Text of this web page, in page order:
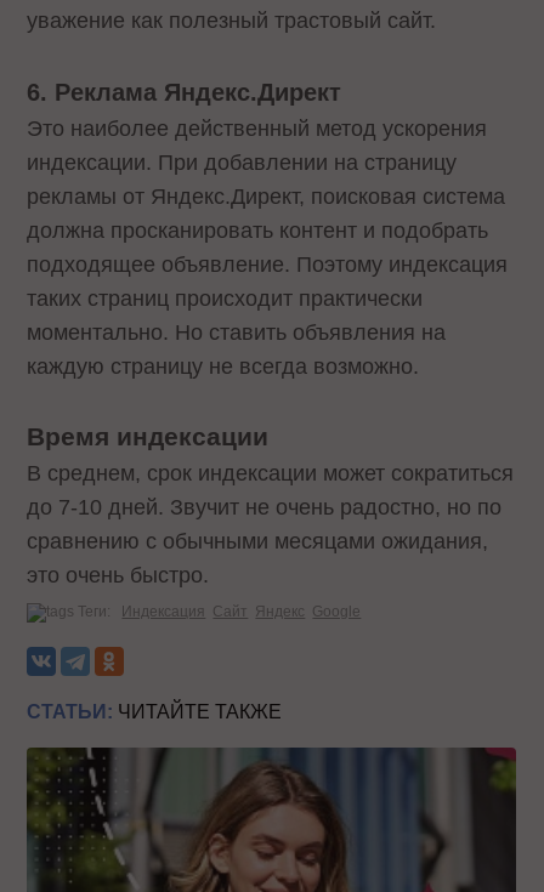
уважение как полезный трастовый сайт.
6. Реклама Яндекс.Директ
Это наиболее действенный метод ускорения
индексации. При добавлении на страницу
рекламы от Яндекс.Директ, поисковая система
должна просканировать контент и подобрать
подходящее объявление. Поэтому индексация
таких страниц происходит практически
моментально. Но ставить объявления на
каждую страницу не всегда возможно.
Время индексации
В среднем, срок индексации может сократиться
до 7-10 дней. Звучит не очень радостно, но по
сравнению с обычными месяцами ожидания,
это очень быстро.
Теги: Индексация Сайт Яндекс Google
СТАТЬИ: ЧИТАЙТЕ ТАКЖЕ